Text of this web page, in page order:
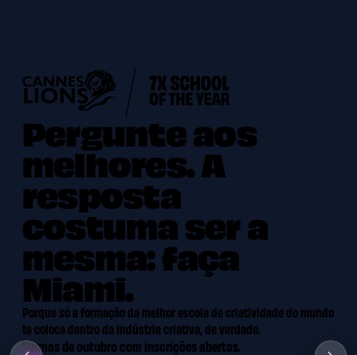
Pergunte aos
melhores. A
resposta
costuma ser a
mesma: faça
Miami.
Porque só a formação da melhor escola de criatividade do mundo
te coloca dentro da indústria criativa, de verdade.
Turmas de outubro com inscrições abertas.